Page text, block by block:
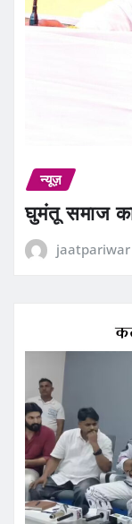
न्यूज़
घुमंतू समाज का
jaatpariwar